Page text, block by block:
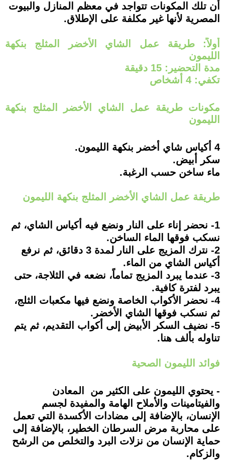
أن تلك المكونات تتواجد في معظم المنازل والبيوت
المصرية لأنها غير مكلفة على الإطلاق.
أولاً: طريقة عمل الشاي الأخضر المثلج بنكهة
الليمون
مدة التحضير: 15 دقيقة
تكفي: 4 أشخاص
مكونات طريقة عمل الشاي الأخضر المثلج بنكهة
الليمون
4 أكياس شاي أخضر بنكهة الليمون.
سكر أبيض.
ماء ساخن حسب الرغبة.
طريقة عمل الشاي الأخضر المثلج بنكهة الليمون
1- نحضر إناء على النار ونضع فيه أكياس الشاي، ثم
نسكب فوقها الماء الساخن.
2- نترك المزيج على النار لمدة 3 دقائق، ثم نرفع
أكياس الشاي من الماء.
3- عندما يبرد المزيج تماماً، نضعه في الثلاجة، حتى
يبرد لفترة كافية.
4- نحضر الأكواب الخاصة ونضع فيها مكعبات الثلج،
ثم نسكب فوقها الشاي الأخضر.
5- نضيف السكر الأبيض إلى أكواب التقديم، ثم يتم
تناوله بألف هنا.
فوائد الليمون الصحية
- يحتوي الليمون على الكثير من المعادن
والفيتامينات والأملاح الهامة والمفيدة لجسم
الإنسان، بالإضافة إلى مضادات الأكسدة التي تعمل
على محاربة مرض السرطان الخطير، بالإضافة إلى
حماية الإنسان من نزلات البرد والتخلص من الرشح
والزكام.